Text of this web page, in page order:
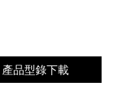
產品型錄下載